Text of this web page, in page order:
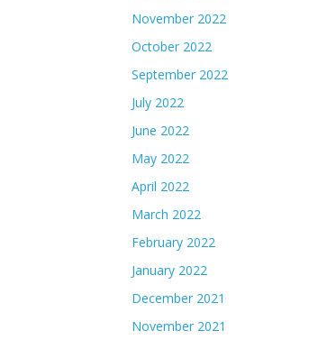
November 2022
October 2022
September 2022
July 2022
June 2022
May 2022
April 2022
March 2022
February 2022
January 2022
December 2021
November 2021